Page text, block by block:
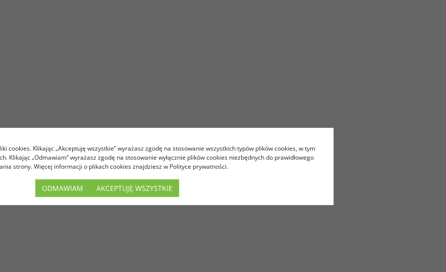
cookies. Klikając „Akceptuję wszystkie” wyrażasz zgodę na stosowanie wszystkich typów plików cookies, w tym
Klikając „Odmawiam” wyrażasz zgodę na stosowanie wyłącznie plików cookies niezbędnych do prawidłowego
strony. Więcej informacji o plikach cookies znajdziesz w Polityce prywatności.
ODMAWIAM AKCEPTUJĘ WSZYSTKIE